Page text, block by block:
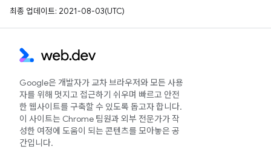
최종 업데이트: 2021-08-03(UTC)
Google은 개발자가 교차 브라우저와 모든 사용
자를 위해 멋지고 접근하기 쉬우며 빠르고 안전
한 웹사이트를 구축할 수 있도록 돕고자 합니다.
이 사이트는 Chrome 팀원과 외부 전문가가 작
성한 여정에 도움이 되는 콘텐츠를 모아놓은 공
간입니다.